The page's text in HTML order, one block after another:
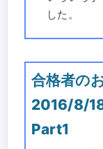
した。
合格者の
2016/8/
Part1